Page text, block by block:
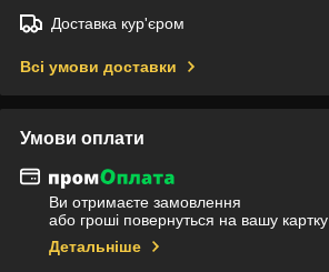
Доставка кур'єром
Всі умови доставки
Умови оплати
Ви отримаєте замовлення
або гроші повернуться на вашу картку
Детальніше